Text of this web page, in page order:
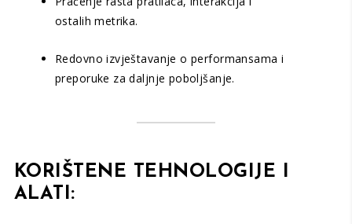
ostalih metrika.
Redovno izvještavanje o performansama i
preporuke za daljnje poboljšanje.
KORIŠTENE TEHNOLOGIJE I
ALATI: